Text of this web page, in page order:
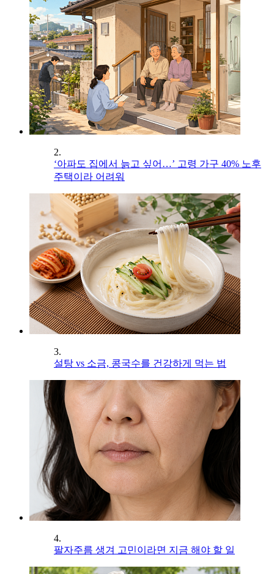
2.
‘아파도 집에서 늙고 싶어…’ 고령 가구 40% 노후
주택이라 어려워
3.
설탕 vs 소금, 콩국수를 건강하게 먹는 법
4.
팔자주름 생겨 고민이라면 지금 해야 할 일